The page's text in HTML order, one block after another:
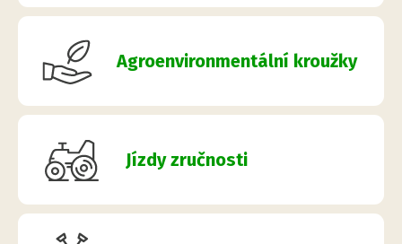
Agroenvironmentální kroužky
Jízdy zručnosti